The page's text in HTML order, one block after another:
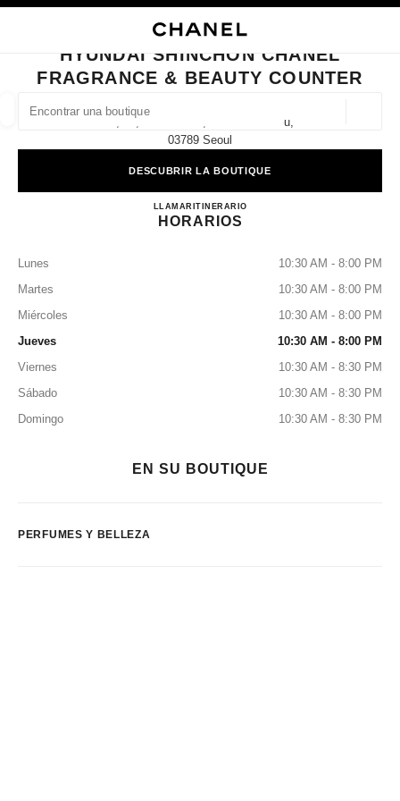
BUSCAR UNA BOUTIQUE
las sugerencias se muestran debajo de esta barra de búsqueda
0 Sugerencias disponibles
CERRAR TARJETA DE BOUTIQUE HYUNDAI SHINCHON CHANEL
HYUNDAI SHINCHON CHANEL
FRAGRANCE & BEAUTY COUNTER
1f, 83, Sinchon-Ro, Seodaemun-Gu,
03789 Seoul
DESCUBRIR LA BOUTIQUE
LLAMAR+82 2 3145 2100
ITINERARIOHyundai Shinchon CHANEL
HORARIOS
Lunes
10:30 AM - 8:00 PM
Martes
10:30 AM - 8:00 PM
Miércoles
10:30 AM - 8:00 PM
Jueves
10:30 AM - 8:00 PM
Viernes
10:30 AM - 8:30 PM
Sábado
10:30 AM - 8:30 PM
Domingo
10:30 AM - 8:30 PM
EN SU BOUTIQUE
PERFUMES Y BELLEZA
filtros
resultado de los filtros por: